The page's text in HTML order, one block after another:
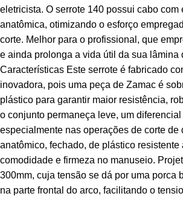
eletricista. O serrote 140 possui cabo com
anatômica, otimizando o esforço
corte. Melhor para o profissional, que
e ainda prolonga a vida útil da sua lâmina
Características Este serrote é fabricado
inovadora, pois uma peça de Zamac é
plástico para garantir maior resistência,
o conjunto permaneça leve, um diferencial
especialmente nas operações de corte de
anatômico, fechado, de plástico resistente
comodidade e firmeza no manuseio.
300mm, cuja tensão se dá por uma porca
na parte frontal do arco, facilitando o